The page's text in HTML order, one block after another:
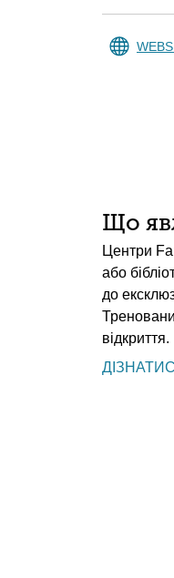
Що
Центри
або
до
відкриття.